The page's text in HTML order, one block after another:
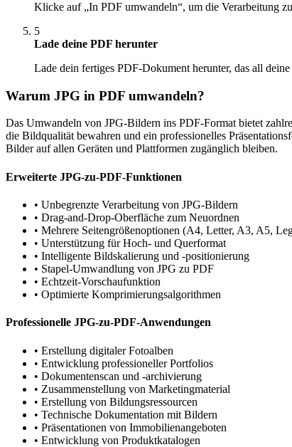
Klicke auf „In PDF umwandeln“, um die Verarbeitung
5
Lade deine PDF herunter
Lade dein fertiges PDF-Dokument herunter, das all
Warum JPG in PDF umwandeln?
Das Umwandeln von JPG-Bildern ins PDF-Format bietet
die Bildqualität bewahren und ein professionelles
Bilder auf allen Geräten und Plattformen zugänglich bleiben.
Erweiterte JPG-zu-PDF-Funktionen
• Unbegrenzte Verarbeitung von JPG-Bildern
• Drag-and-Drop-Oberfläche zum Neuordnen
• Mehrere Seitengrößenoptionen (A4, Letter, A3, A5,
• Unterstützung für Hoch- und Querformat
• Intelligente Bildskalierung und -positionierung
• Stapel-Umwandlung von JPG zu PDF
• Echtzeit-Vorschaufunktion
• Optimierte Komprimierungsalgorithmen
Professionelle JPG-zu-PDF-Anwendungen
• Erstellung digitaler Fotoalben
• Entwicklung professioneller Portfolios
• Dokumentenscan und -archivierung
• Zusammenstellung von Marketingmaterial
• Erstellung von Bildungsressourcen
• Technische Dokumentation mit Bildern
• Präsentationen von Immobilienangeboten
• Entwicklung von Produktkatalogen